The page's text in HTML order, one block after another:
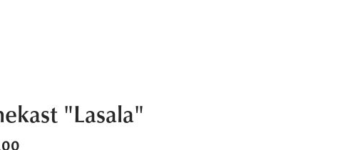
"Lasala"